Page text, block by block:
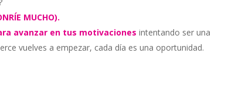
MUCHO).
avanzar en tus motivaciones intentando ser una
vuelves a empezar, cada día es una oportunidad.